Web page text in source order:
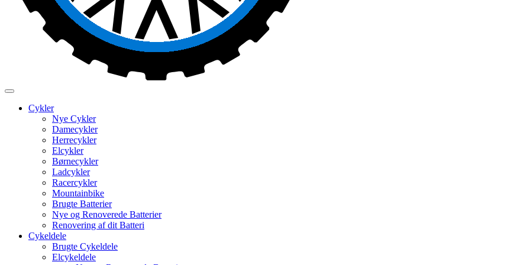
Cykler
Nye Cykler
Damecykler
Herrecykler
Elcykler
Børnecykler
Ladcykler
Racercykler
Mountainbike
Brugte Batterier
Nye og Renoverede Batterier
Renovering af dit Batteri
Cykeldele
Brugte Cykeldele
Elcykeldele